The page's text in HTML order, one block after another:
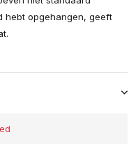
hebt opgehangen, geeft